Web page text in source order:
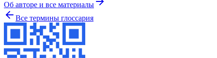
Об авторе и все материалы
Все термины глоссария